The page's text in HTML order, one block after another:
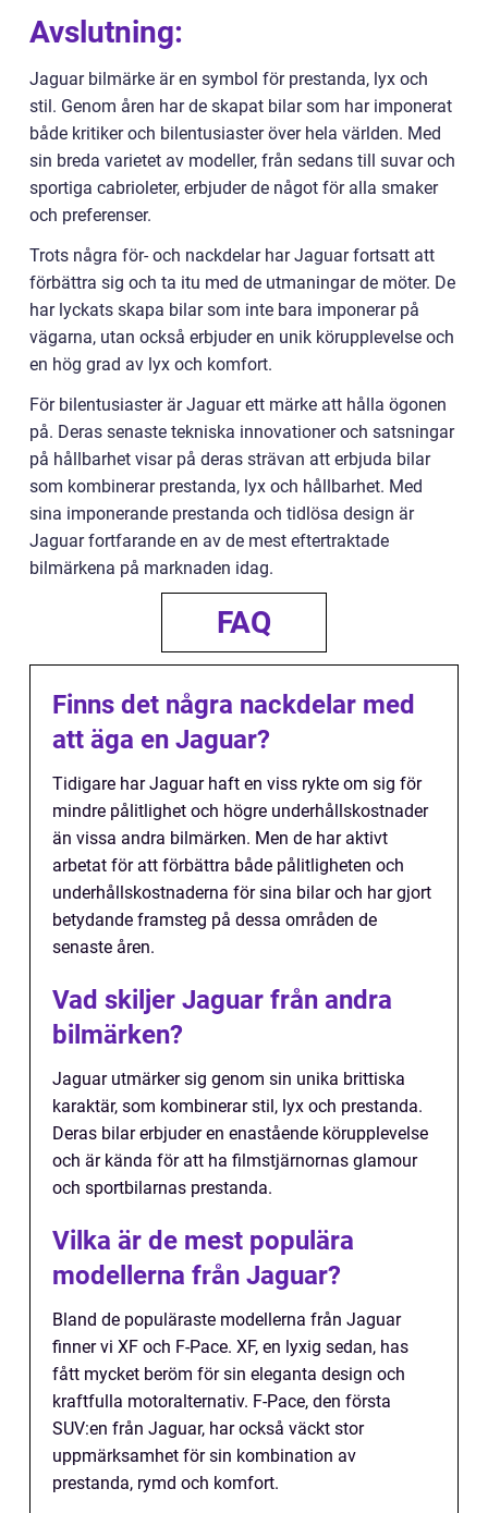
Avslutning:
Jaguar bilmärke är en symbol för prestanda, lyx och
stil. Genom åren har de skapat bilar som har imponerat
både kritiker och bilentusiaster över hela världen. Med
sin breda varietet av modeller, från sedans till suvar och
sportiga cabrioleter, erbjuder de något för alla smaker
och preferenser.
Trots några för- och nackdelar har Jaguar fortsatt att
förbättra sig och ta itu med de utmaningar de möter. De
har lyckats skapa bilar som inte bara imponerar på
vägarna, utan också erbjuder en unik körupplevelse och
en hög grad av lyx och komfort.
För bilentusiaster är Jaguar ett märke att hålla ögonen
på. Deras senaste tekniska innovationer och satsningar
på hållbarhet visar på deras strävan att erbjuda bilar
som kombinerar prestanda, lyx och hållbarhet. Med
sina imponerande prestanda och tidlösa design är
Jaguar fortfarande en av de mest eftertraktade
bilmärkena på marknaden idag.
FAQ
Finns det några nackdelar med
att äga en Jaguar?
Tidigare har Jaguar haft en viss rykte om sig för
mindre pålitlighet och högre underhållskostnader
än vissa andra bilmärken. Men de har aktivt
arbetat för att förbättra både pålitligheten och
underhållskostnaderna för sina bilar och har gjort
betydande framsteg på dessa områden de
senaste åren.
Vad skiljer Jaguar från andra
bilmärken?
Jaguar utmärker sig genom sin unika brittiska
karaktär, som kombinerar stil, lyx och prestanda.
Deras bilar erbjuder en enastående körupplevelse
och är kända för att ha filmstjärnornas glamour
och sportbilarnas prestanda.
Vilka är de mest populära
modellerna från Jaguar?
Bland de populäraste modellerna från Jaguar
finner vi XF och F-Pace. XF, en lyxig sedan, has
fått mycket beröm för sin eleganta design och
kraftfulla motoralternativ. F-Pace, den första
SUV:en från Jaguar, har också väckt stor
uppmärksamhet för sin kombination av
prestanda, rymd och komfort.